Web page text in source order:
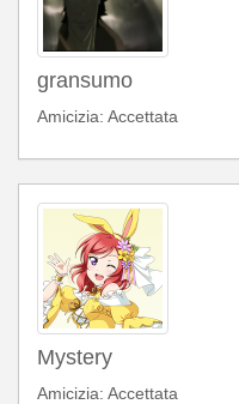
gransumo
Amicizia: Accettata
Mystery
Amicizia: Accettata